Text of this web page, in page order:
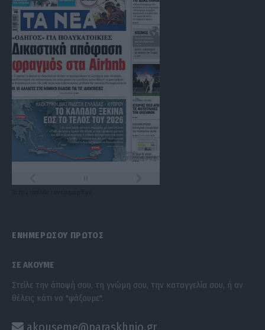
ΕΝΗΜΕΡΩΣΟΥ ΠΡΩΤΟΣ
ΣΕ ΑΚΟΥΜΕ
Στείλε την άποψή σου, τη γνώμη σου, την καταγγελία σου, ή αν
θέλεις κάτι να "ψάξουμε".
akouseme@paraskhnio.gr